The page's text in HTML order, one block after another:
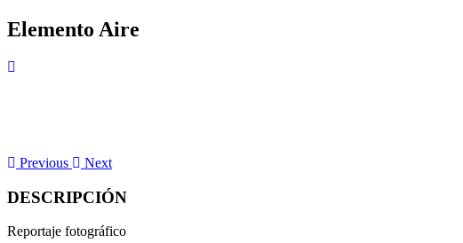
Elemento Aire
Previous Next
DESCRIPCIÓN
Reportaje fotográfico